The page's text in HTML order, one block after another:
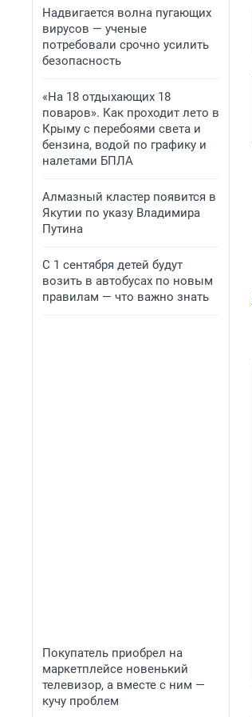
Надвигается волна пугающих
вирусов — ученые
потребовали срочно усилить
безопасность
«На 18 отдыхающих 18
поваров». Как проходит лето в
Крыму с перебоями света и
бензина, водой по графику и
налетами БПЛА
Алмазный кластер появится в
Якутии по указу Владимира
Путина
С 1 сентября детей будут
возить в автобусах по новым
правилам — что важно знать
Покупатель приобрел на
маркетплейсе новенький
телевизор, а вместе с ним —
кучу проблем